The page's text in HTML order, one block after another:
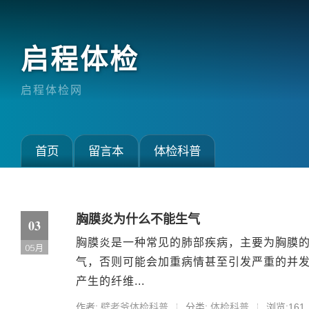
启程体检
启程体检网
首页 留言本 体检科普
03
05月
胸膜炎为什么不能生气
胸膜炎是一种常见的肺部疾病，主要为胸膜
气，否则可能会加重病情甚至引发严重的并
产生的纤维...
作者: 壁老爷体检科普 分类: 体检科普 浏览:161